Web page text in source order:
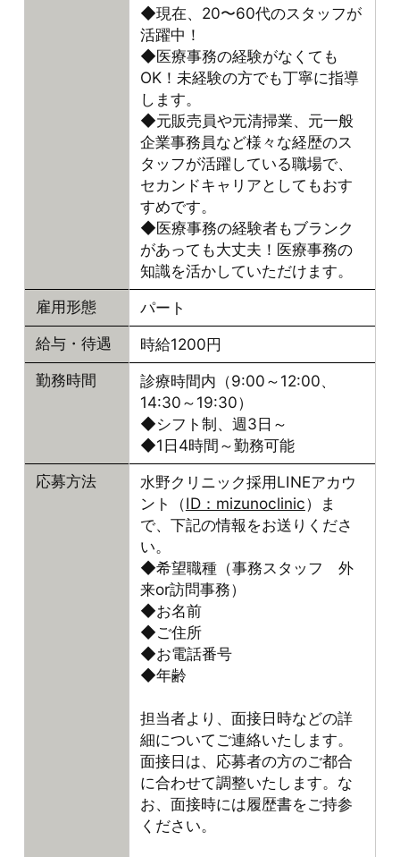
◆現在、20〜60代のスタッフが
活躍中！
◆医療事務の経験がなくても
OK！未経験の方でも丁寧に指導
します。
◆元販売員や元清掃業、元一般
企業事務員など様々な経歴のス
タッフが活躍している職場で、
セカンドキャリアとしてもおす
すめです。
◆医療事務の経験者もブランク
があっても大丈夫！医療事務の
知識を活かしていただけます。
雇用形態 パート
給与・待遇 時給1200円
勤務時間
診療時間内（9:00～12:00、
14:30～19:30）
◆シフト制、週3日～
◆1日4時間～勤務可能
応募方法
水野クリニック採用LINEアカウ
ント（ID：mizunoclinic）ま
で、下記の情報をお送りくださ
い。
◆希望職種（事務スタッフ 外
来or訪問事務）
◆お名前
◆ご住所
◆お電話番号
◆年齢
担当者より、面接日時などの詳
細についてご連絡いたします。
面接日は、応募者の方のご都合
に合わせて調整いたします。な
お、面接時には履歴書をご持参
ください。